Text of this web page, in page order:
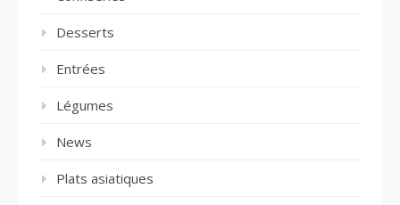
Desserts
Entrées
Légumes
News
Plats asiatiques